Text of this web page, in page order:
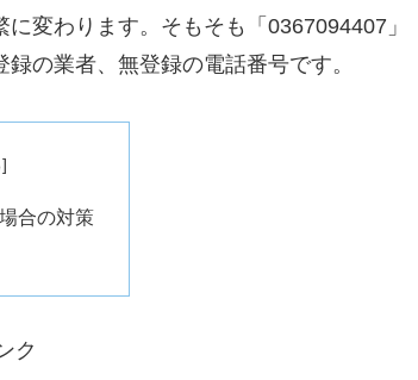
変わります。そもそも「0367094407」
の業者、無登録の電話番号です。
合の対策
ク